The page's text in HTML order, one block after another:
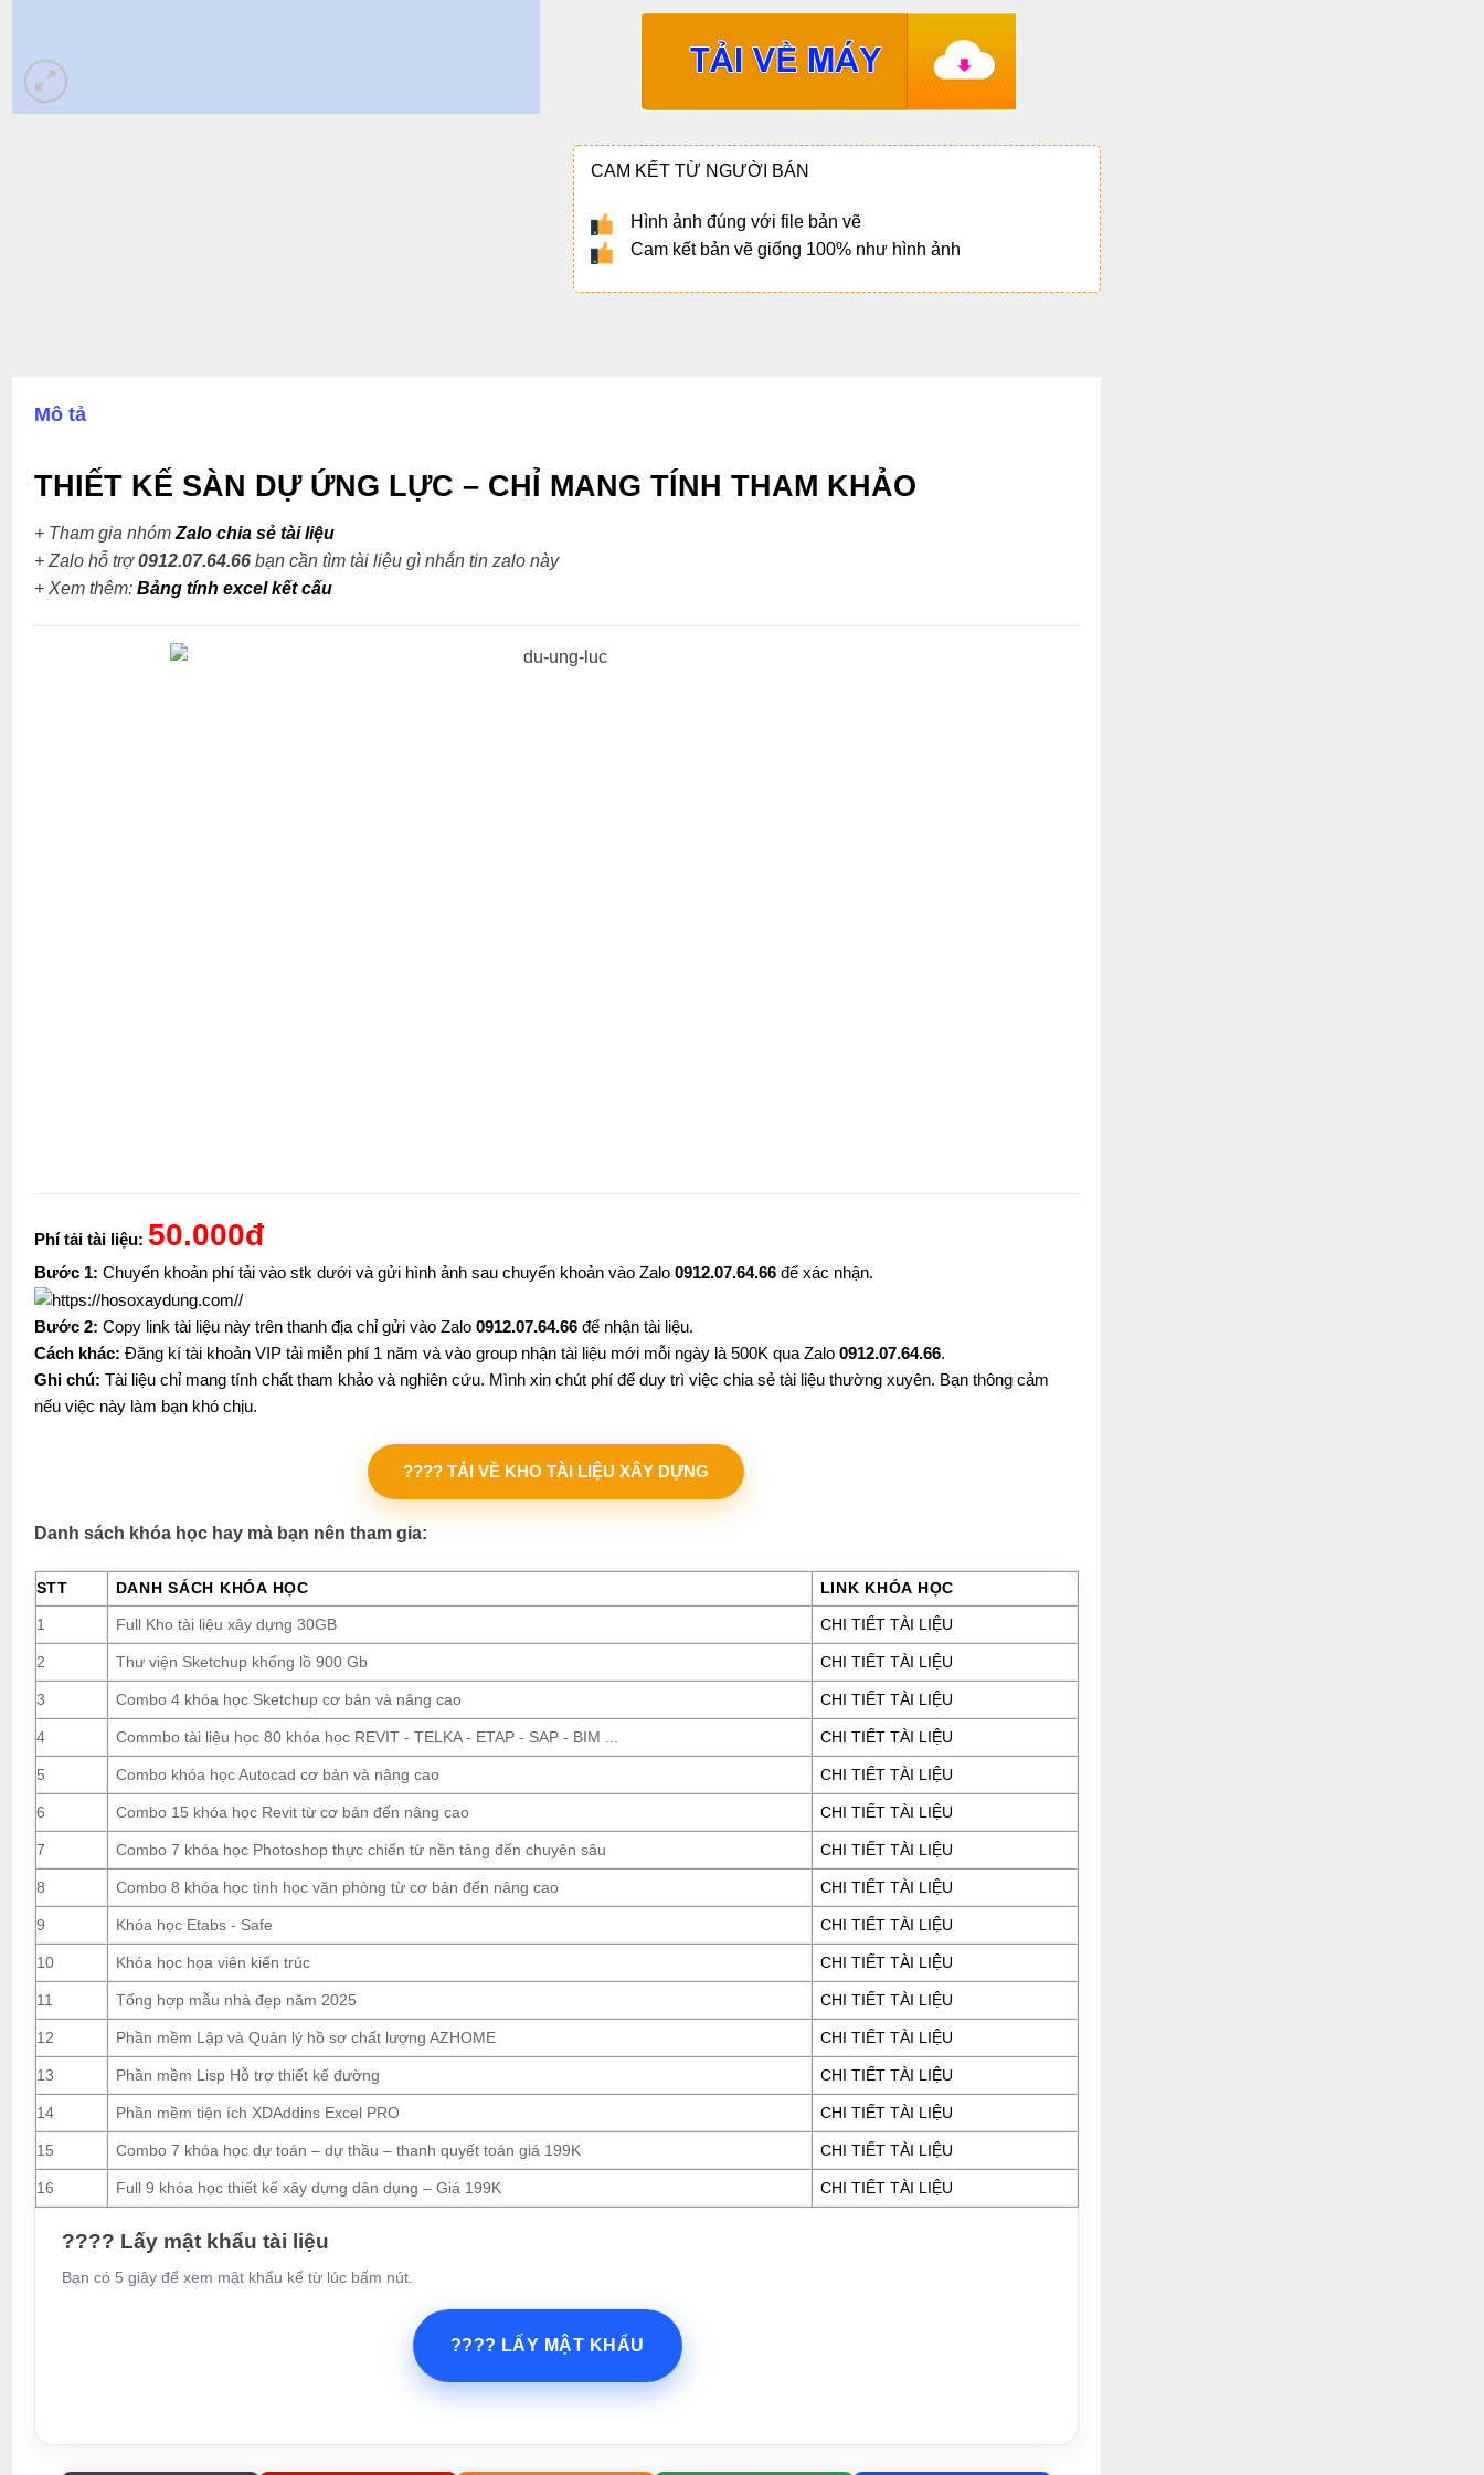
CAM KẾT TỪ NGƯỜI BÁN
Hình ảnh đúng với file bản vẽ
Cam kết bản vẽ giống 100% như hình ảnh
Mô tả
THIẾT KẾ SÀN DỰ ỨNG LỰC – CHỈ MANG TÍNH THAM KHẢO
+ Tham gia nhómZalo chia sẻ tài liệu
+ Zalo hỗ trợ0912.07.64.66bạn cần tìm tài liệu gì nhắn tin zalo này
+ Xem thêm: Bảng tính excel kết cấu
Phí tải tài liệu: 50.000đ
Bước 1: Chuyển khoản phí tải vào stk dưới và gửi hình ảnh sau chuyển khoản vào Zalo 0912.07.64.66để xác nhận.
Bước 2: Copy link tài liệu này trên thanh địa chỉ gửi vào Zalo 0912.07.64.66để nhận tài liệu.
Cách khác: Đăng kí tài khoản VIP tải miễn phí 1 năm và vào group nhận tài liệu mới mỗi ngày là 500K qua Zalo 0912.07.64.66.
Ghi chú: Tài liệu chỉ mang tính chất tham khảo và nghiên cứu. Mình xin chút phí để duy trì việc chia sẻ tài liệu thường xuyên. Bạn thông cảm
nếu việc này làm bạn khó chịu.
???? TẢI VỀ KHO TÀI LIỆU XÂY DỰNG
Danh sách khóa học hay mà bạn nên tham gia:
STT DANH SÁCH KHÓA HỌC LINK KHÓA HỌC
1 Full Kho tài liệu xây dựng 30GB CHI TIẾT TÀI LIỆU
2 Thư viện Sketchup khổng lồ 900 Gb CHI TIẾT TÀI LIỆU
3 Combo 4 khóa học Sketchup cơ bản và nâng cao CHI TIẾT TÀI LIỆU
4 Commbo tài liệu học 80 khóa học REVIT - TELKA - ETAP - SAP - BIM ... CHI TIẾT TÀI LIỆU
5 Combo khóa học Autocad cơ bản và nâng cao CHI TIẾT TÀI LIỆU
6 Combo 15 khóa học Revit từ cơ bản đến nâng cao CHI TIẾT TÀI LIỆU
7 Combo 7 khóa học Photoshop thực chiến từ nền tảng đến chuyên sâu CHI TIẾT TÀI LIỆU
8 Combo 8 khóa học tinh học văn phòng từ cơ bản đến nâng cao CHI TIẾT TÀI LIỆU
9 Khóa học Etabs - Safe CHI TIẾT TÀI LIỆU
10 Khóa học họa viên kiến trúc CHI TIẾT TÀI LIỆU
11 Tổng hợp mẫu nhà đẹp năm 2025 CHI TIẾT TÀI LIỆU
12 Phần mềm Lập và Quản lý hồ sơ chất lượng AZHOME CHI TIẾT TÀI LIỆU
13 Phần mềm Lisp Hỗ trợ thiết kế đường CHI TIẾT TÀI LIỆU
14 Phần mềm tiện ích XDAddins Excel PRO CHI TIẾT TÀI LIỆU
15 Combo 7 khóa học dự toán – dự thầu – thanh quyết toán giá 199K CHI TIẾT TÀI LIỆU
16 Full 9 khóa học thiết kế xây dựng dân dụng – Giá 199K CHI TIẾT TÀI LIỆU
???? Lấy mật khẩu tài liệu
Bạn có 5 giây để xem mật khẩu kể từ lúc bấm nút.
???? LẤY MẬT KHẨU